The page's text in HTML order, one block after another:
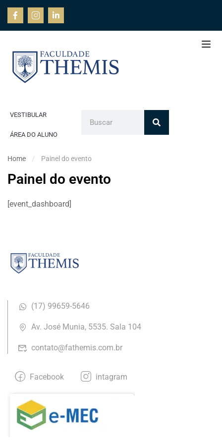
VESTIBULAR
ÁREA DO ALUNO
Home Painel do evento
Painel do evento
[event_dashboard]
(17) ​99659-5646
Av. José Munia, 5535. Sala 104
contato@fathemis.com.br
Facebook intagram